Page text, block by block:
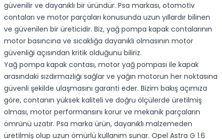
güvenilir ve dayanıklı bir üründür. Psa markası, otomotiv
contaları ve motor parçaları konusunda uzun yıllardır bilinen
ve güvenilen bir üreticidir. Biz, yağ pompa kapak contalarının
motor basıncına ve sıcaklığa dayanıklı olmasının motor
güvenliği açısından kritik olduğunu biliriz.
Yağ pompa kapak contası, motor yağ pompası ile kapak
arasındaki sızdırmazlığı sağlar ve yağın motorun her noktasına
güvenli şekilde ulaşmasını garanti eder. Bizim bakış açımıza
göre, contanın yüksek kaliteli ve doğru ölçülerde üretilmiş
olması, motor performansını korur ve mekanik parçaların
ömrünü uzatır. Psa marka ürün, dayanıklı malzemeden
üretilmiş olup uzun ömürlü kullanım sunar. Opel Astra G 1.6